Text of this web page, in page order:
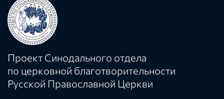
Проект Синодального отдела
по церковной благотворительности
Русской Православной Церкви